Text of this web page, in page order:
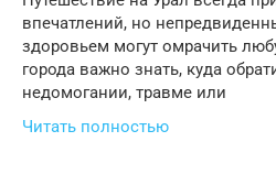
впечатлений, но
здоровьем могут омрачить
города важно знать, куда
недомогании, травме или
Читать полностью